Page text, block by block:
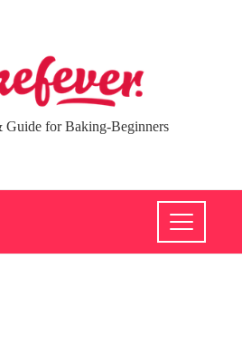
Guide for Baking-Beginners